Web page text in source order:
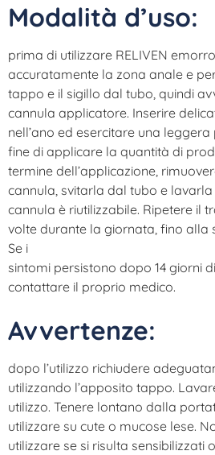
Modalità d’uso:
prima di utilizzare RELIVEN
accuratamente la zona anale e
tappo e il sigillo dal tubo, quindi
cannula applicatore. Inserire
nell’ano ed esercitare una
fine di applicare la quantità di
termine dell’applicazione,
cannula, svitarla dal tubo e
cannula è riutilizzabile. Ripetere il
volte durante la giornata, fino alla
Se i
sintomi persistono dopo 14 giorni
contattare il proprio medico.
Avvertenze:
dopo l’utilizzo richiudere
utilizzando l’apposito tappo.
utilizzo. Tenere lontano dalla
utilizzare su cute o mucose lese.
utilizzare se si risulta sensibilizzati